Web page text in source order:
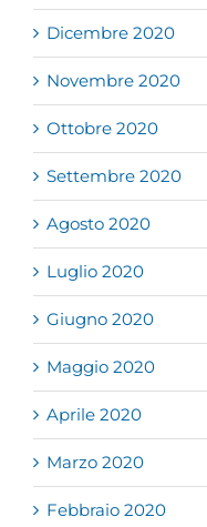
Dicembre 2020
Novembre 2020
Ottobre 2020
Settembre 2020
Agosto 2020
Luglio 2020
Giugno 2020
Maggio 2020
Aprile 2020
Marzo 2020
Febbraio 2020